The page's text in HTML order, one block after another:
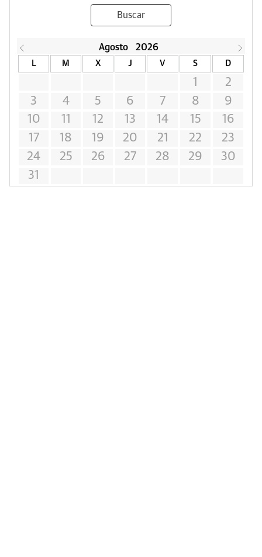
Buscar
Agosto 2026
L M X J V S D
1
2
3
4 5 6 7 8
9
10
11 12 13 14 15
16
17
18 19 20 21 22
23
24
25 26 27 28 29
30
31